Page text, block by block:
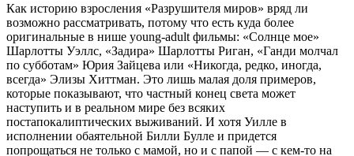
Как историю взросления «Разрушителя миров» вряд ли
возможно рассматривать, потому что есть куда более
оригинальные в нише young-adult фильмы: «Солнце мое»
Шарлотты Уэллс, «Задира» Шарлотты Риган, «Ганди молчал
по субботам» Юрия Зайцева или «Никогда, редко, иногда,
всегда» Элизы Хиттман. Это лишь малая доля примеров,
которые показывают, что частный конец света может
наступить и в реальном мире без всяких
постапокалиптических выживаний. И хотя Уилле в
исполнении обаятельной Билли Булле и придется
попрощаться не только с мамой, но и с папой — с кем-то на